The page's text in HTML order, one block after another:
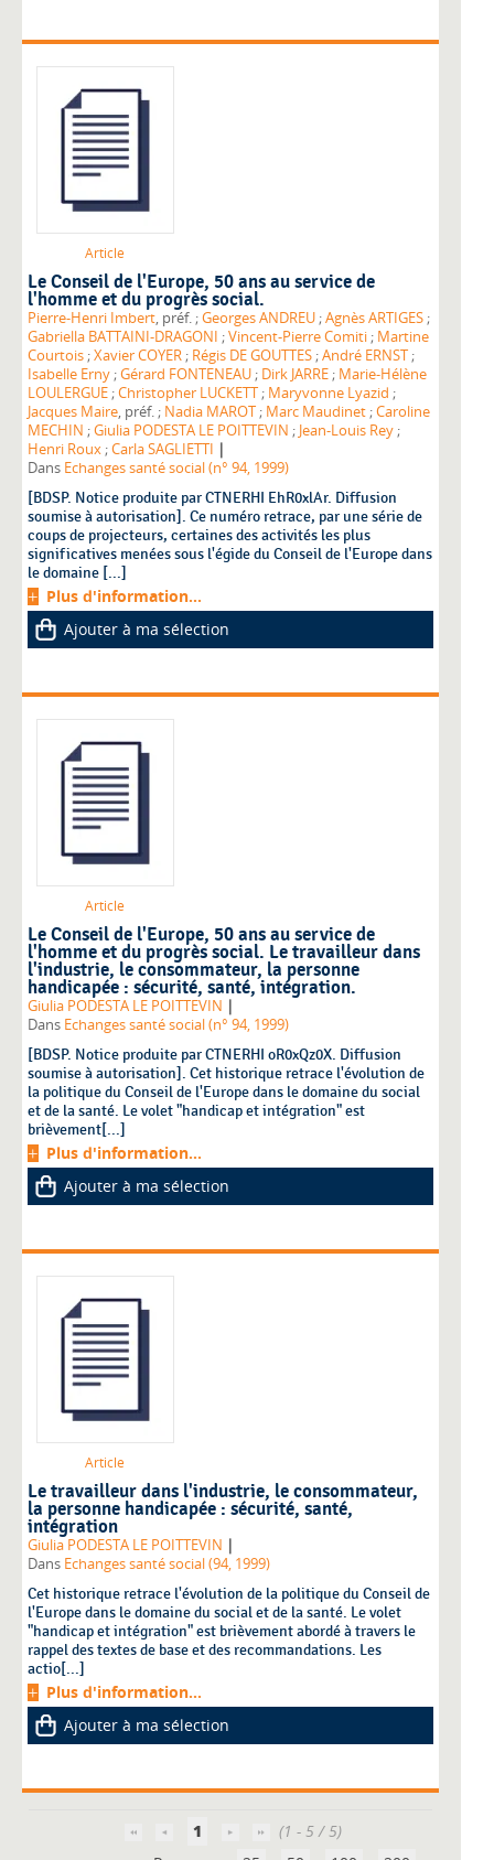
Article
Le Conseil de l'Europe, 50 ans au service de
l'homme et du progrès social.
Pierre-Henri Imbert , préf. ;Georges ANDREU ;Agnès ARTIGES ;
Gabriella BATTAINI-DRAGONI ;Vincent-Pierre Comiti ; Martine
Courtois ;Xavier COYER ; Régis DE GOUTTES ;André ERNST ;
Isabelle Erny ;Gérard FONTENEAU ; Dirk JARRE ; Marie-Hélène
LOULERGUE ;Christopher LUCKETT ; Maryvonne Lyazid ;
Jacques Maire
, préf. ; Nadia MAROT ; Marc Maudinet ;Caroline
MECHIN ;Giulia PODESTA LE POITTEVIN ; Jean-Louis Rey ;
Henri Roux ;Carla SAGLIETTI |
Dans Echanges santé social (n° 94, 1999)
[BDSP. Notice produite par CTNERHI EhR0xlAr. Diffusion
soumise à autorisation]. Ce numéro retrace, par une série de
coups de projecteurs, certaines des activités les plus
significatives menées sous l'égide du Conseil de l'Europe dans
le domaine [...]
Plus d'information...
Ajouter à ma sélection
Article
Le Conseil de l'Europe, 50 ans au service de
l'homme et du progrès social. Le travailleur dans
l'industrie, le consommateur, la personne
handicapée : sécurité, santé, intégration.
Giulia PODESTA LE POITTEVIN |
Dans Echanges santé social (n° 94, 1999)
[BDSP. Notice produite par CTNERHI oR0xQz0X. Diffusion
soumise à autorisation]. Cet historique retrace l'évolution de
la politique du Conseil de l'Europe dans le domaine du social
et de la santé. Le volet "handicap et intégration" est
brièvement[...]
Plus d'information...
Ajouter à ma sélection
Article
Le travailleur dans l'industrie, le consommateur,
la personne handicapée : sécurité, santé,
intégration
Giulia PODESTA LE POITTEVIN |
Dans Echanges santé social (94, 1999)
Cet historique retrace l'évolution de la politique du Conseil de
l'Europe dans le domaine du social et de la santé. Le volet
"handicap et intégration" est brièvement abordé à travers le
rappel des textes de base et des recommandations. Les
actio[...]
Plus d'information...
Ajouter à ma sélection
1
(1 - 5 / 5)